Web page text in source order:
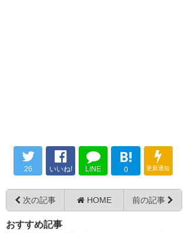
— シオッチ@カズナリオン
月 4
26 いいね! LINE
B!
0 更新通知
次の記事 HOME 前の記事
おすすめ記事